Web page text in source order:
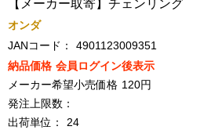
【メーカー取寄】チェンリング
オンダ
JANコード：
4901123009351
納品価格 会員ログイン後表示
メーカー希望小売価格 120円
発注上限数：
出荷単位：
24